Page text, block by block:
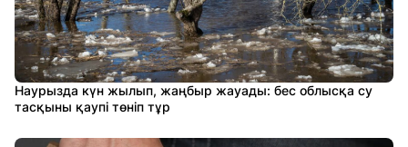
Наурызда күн жылып, жаңбыр жауады: бес облысқа су
тасқыны қаупі төніп тұр